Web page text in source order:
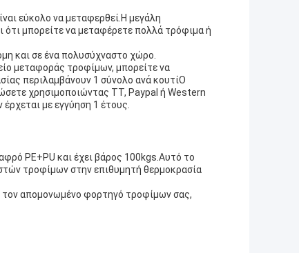
εύκολο να μεταφερθεί.Η μεγάλη
μπορείτε να μεταφέρετε πολλά τρόφιμα ή
και σε ένα πολυσύχναστο χώρο.
μεταφοράς τροφίμων, μπορείτε να
περιλαμβάνουν 1 σύνολο ανά κουτίΟ
χρησιμοποιώντας TT, Paypal ή Western
με εγγύηση 1 έτους.
PE+PU και έχει βάρος 100kgs.Αυτό το
τροφίμων στην επιθυμητή θερμοκρασία
τον απομονωμένο φορτηγό τροφίμων σας,